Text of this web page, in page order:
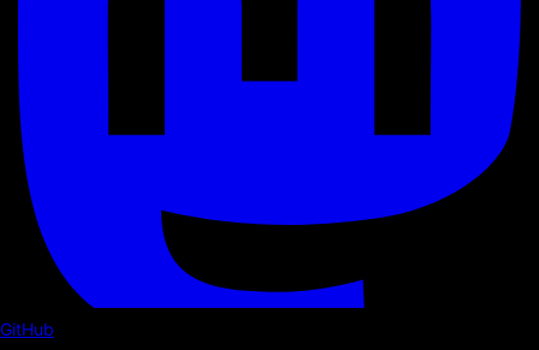
GitHub